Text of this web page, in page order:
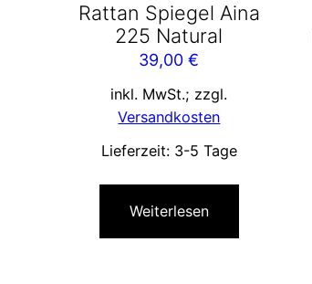
Rattan Spiegel Aina
225 Natural
39,00€
inkl. MwSt.; zzgl.
Versandkosten
Lieferzeit: 3-5 Tage
Weiterlesen